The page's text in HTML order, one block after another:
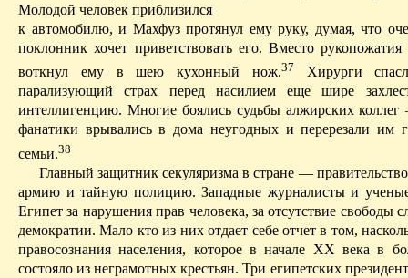
Молодой человек приблизился
к автомобилю, и Махфузпротянул ему руку, думая, что
поклонник хочет приветствовать его. Вместо
воткнул ему в шею кухонный нож.37
Хирурги
парализующий страх перед насилием еще шире
интеллигенцию. Многие боялись судьбы алжирских
фанатики врывались в дома неугодных и перерезали им
семьи.38
Главный защитник секуляризма в стране —
армию и тайную полицию. Западные журналисты и
Египет за нарушения прав человека, за отсутствие свободы
демократии. Мало кто из них отдает себе отчет в том,
правосознания населения, которое в начале ХХ века в
состояло из неграмотных крестьян. Три египетских